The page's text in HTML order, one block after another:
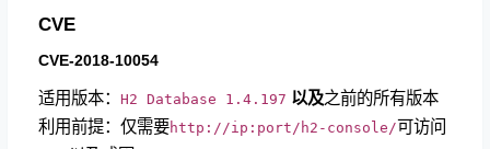
CVE
CVE-2018-10054
适用版本： H2 Database 1.4.197 以及之前的所有版本
利用前提：仅需要http://ip :port/h2-console/可访问